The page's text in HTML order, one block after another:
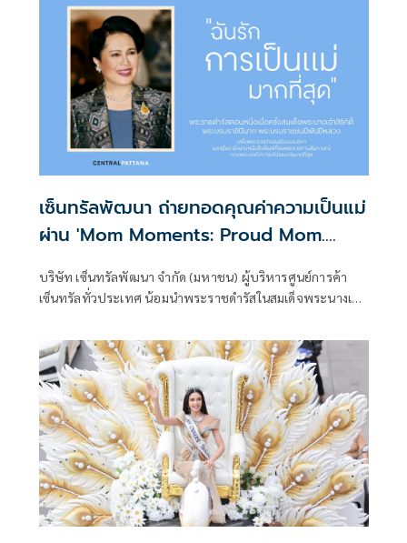
เซ็นทรัลพัฒนา ถ่ายทอดคุณค่าความเป็นแม่
ผ่าน 'Mom Moments: Proud Mom.
Proud of My Mom' ต่อยอด Consumer
Insight สู่ Shared Memories ของทุก
บริษัท เซ็นทรัลพัฒนา จำกัด (มหาชน) ผู้บริหารศูนย์การค้า
เซ็นทรัลทั่วประเทศ น้อมนำพระราชดำรัสในสมเด็จพระนางเจ้า
การเป็นแม่มากที่สุด" พระราชดำรัสตอนหนึ่งเมื่อครั้งสมเด็จ
พระนางเจ้าสิริกิติ์ พระบรมราชินีนาถ พระบรมราชชนนีพันปี
หลวง เสด็จพระราชดำเนินเยือนอเมริกาและยุโรป นักข่าว
หนังสือพิมพ์ที่ขอพระราชทานสัมภาษณ์ถามพระองค์ว่า ทรง
โปรดอะไรมากที่สุด ศูนย์การค้าเซ็นทรัลพัฒนา ขอน้อมนำพระ
ราชดำรัสดังกล่าวมาเป็นแรงบันดาลใจในการสร้างสรรค์
แคมเปญเฉลิมฉลองคุณค่าของความรัก ความผูกพัน และความ
ภาคภูมิใจระหว่างแม่กับลูก ผ่านแนวคิด "Proud Mom. Proud
of My Mom." โดยในปีนี้แคมเปญแอมบาสเดอร์ โอปอล–สุชาตา